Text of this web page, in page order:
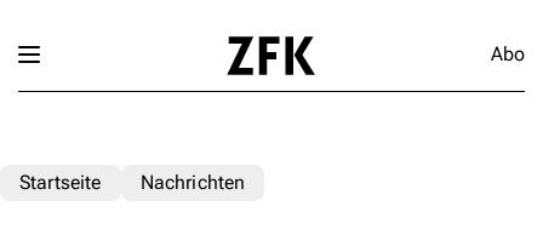
Abo
Startseite Nachrichten